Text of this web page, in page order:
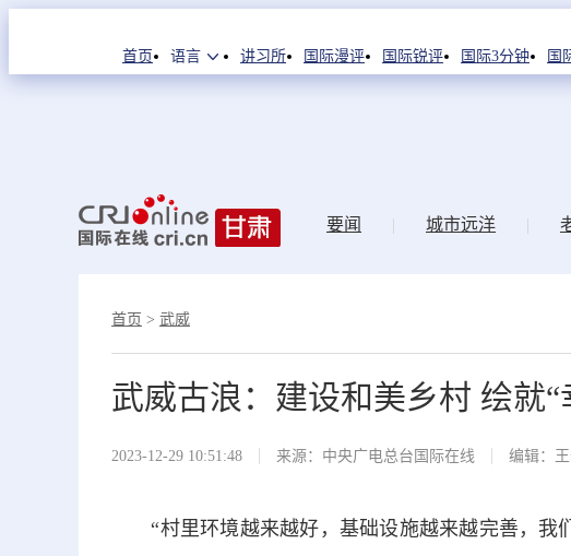
首页 语言 讲习所 国际漫评 国际锐评 国际3分钟 国
要闻 | 城市远洋 |
首页 > 武威
武威古浪：建设和美乡村 绘就“
2023-12-29 10:51:48 来源：中央广电总台国际在线 编辑：
“村里环境越来越好，基础设施越来越完善，我